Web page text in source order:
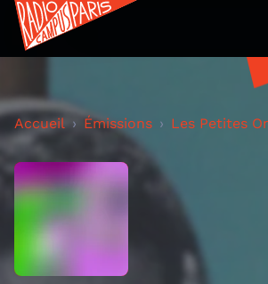
Accueil Émissions Les Petites